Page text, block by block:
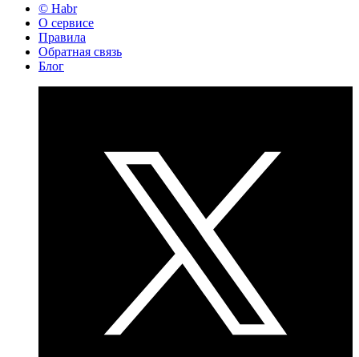
© Habr
О сервисе
Правила
Обратная связь
Блог